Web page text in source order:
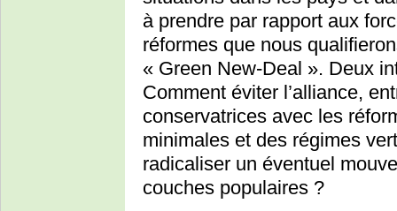
à prendre par rapport aux
réformes que nous
« Green New-Deal ». Deux
Comment éviter l’alliance,
conservatrices avec les
minimales et des régimes
radicaliser un éventuel
couches populaires ?